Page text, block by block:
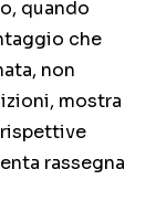
quando
che
non
mostra
rispettive
rassegna